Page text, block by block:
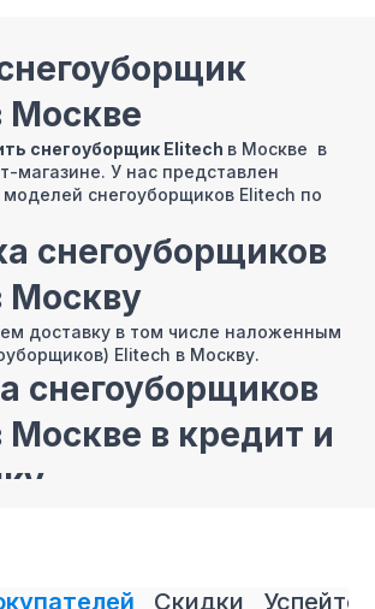
Москве
снегоуборщик Elitech в Москве в
магазине. У нас представлен
снегоуборщиков Elitech по
снегоуборщиков
Москву
доставку в том числе наложенным
Elitech в Москву.
снегоуборщиков
Москве в кредит и
Скидки Успейте